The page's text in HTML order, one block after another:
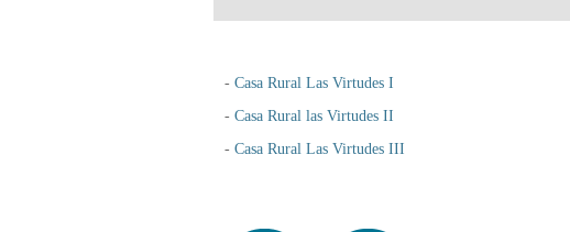
- Casa Rural Las Virtudes I
- Casa Rural las Virtudes II
- Casa Rural Las Virtudes III